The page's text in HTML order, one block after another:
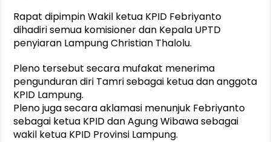
Rapat dipimpin Wakil ketua KPID Febriyanto
dihadiri semua komisioner dan Kepala UPTD
penyiaran Lampung Christian Thalolu.
Pleno tersebut secara mufakat menerima
pengunduran diri Tamri sebagai ketua dan anggota
KPID Lampung.
Pleno juga secara aklamasi menunjuk Febriyanto
sebagai ketua KPID dan Agung Wibawa sebagai
wakil ketua KPID Provinsi Lampung.